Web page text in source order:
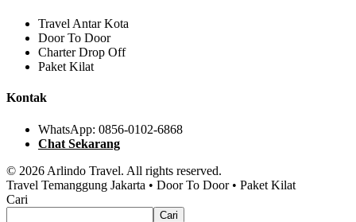
Travel Antar Kota
Door To Door
Charter Drop Off
Paket Kilat
Kontak
WhatsApp: 0856-0102-6868
Chat Sekarang
© 2026 Arlindo Travel. All rights reserved.
Travel Temanggung Jakarta • Door To Door • Paket Kilat
Cari
Cari